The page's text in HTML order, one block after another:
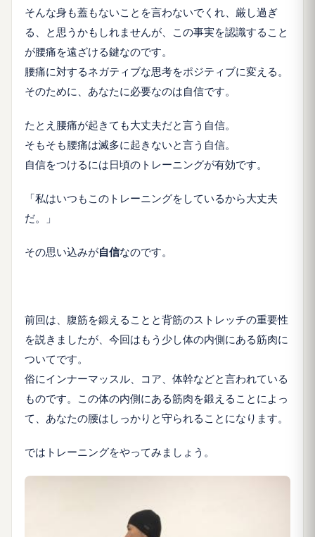
そんな身も蓋もないことを言わないでくれ、厳し過ぎ
る、と思うかもしれませんが、この事実を認識すること
が腰痛を遠ざける鍵なのです。
腰痛に対するネガティブな思考をポジティブに変える。
そのために、あなたに必要なのは自信です。
たとえ腰痛が起きても大丈夫だと言う自信。
そもそも腰痛は滅多に起きないと言う自信。
自信をつけるには日頃のトレーニングが有効です。
「私はいつもこのトレーニングをしているから大丈夫
だ。」
その思い込みが自信なのです。
前回は、腹筋を鍛えることと背筋のストレッチの重要性
を説きましたが、今回はもう少し体の内側にある筋肉に
ついてです。
俗にインナーマッスル、コア、体幹などと言われている
ものです。この体の内側にある筋肉を鍛えることによっ
て、あなたの腰はしっかりと守られることになります。
ではトレーニングをやってみましょう。